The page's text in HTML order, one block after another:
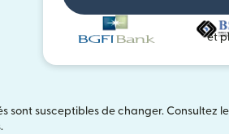
et
sont susceptibles de changer. Consultez